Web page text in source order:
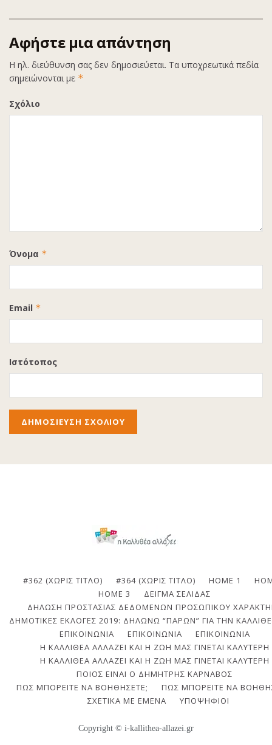
Αφήστε μια απάντηση
Η ηλ. διεύθυνση σας δεν δημοσιεύεται. Τα υποχρεωτικά πεδία
σημειώνονται με *
Σχόλιο
Όνομα *
Email *
Ιστότοπος
#362 (ΧΩΡΊΣ ΤΊΤΛΟ) #364 (ΧΩΡΊΣ ΤΊΤΛΟ) HOME 1
HOME 3
ΔΕΊΓΜΑ ΣΕΛΊΔΑΣ
ΔΉΛΩΣΗ ΠΡΟΣΤΑΣΊΑΣ ΔΕΔΟΜΈΝΩΝ ΠΡΟΣΩΠΙΚΟΎ
ΔΗΜΟΤΙΚΈΣ ΕΚΛΟΓΈΣ 2019: ΔΗΛΏΝΩ “ΠΑΡΏΝ” ΓΙΑ ΤΗΝ
ΕΠΙΚΟΙΝΩΝΙΑ
ΕΠΙΚΟΙΝΩΝΊΑ
ΕΠΙΚΟΙΝΩΝΊΑ
Η ΚΑΛΛΙΘΈΑ ΑΛΛΆΖΕΙ ΚΑΙ Η ΖΩΉ ΜΑΣ ΓΊΝΕΤΑΙ ΚΑΛΎΤΕΡΗ
Η ΚΑΛΛΙΘΈΑ ΑΛΛΆΖΕΙ ΚΑΙ Η ΖΩΉ ΜΑΣ ΓΊΝΕΤΑΙ ΚΑΛΎΤΕΡΗ
ΠΟΙΟΣ ΕΊΝΑΙ Ο ΔΗΜΉΤΡΗΣ ΚΆΡΝΑΒΟΣ
ΠΩΣ ΜΠΟΡΕΊΤΕ ΝΑ ΒΟΗΘΉΣΕΤΕ;
ΠΩΣ ΜΠΟΡΕΊΤΕ ΝΑ
ΣΧΕΤΙΚΆ ΜΕ ΕΜΈΝΑ
ΥΠΟΨΉΦΙΟΙ
Copyright © i-kallithea-allazei.gr